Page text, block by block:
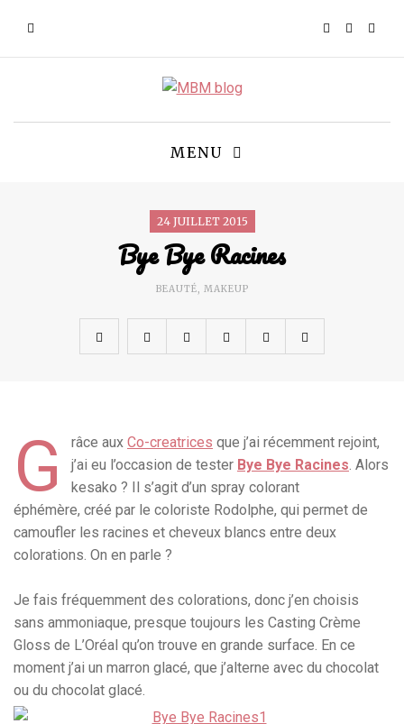
MENU
24 JUILLET 2015
Bye Bye Racines
BEAUTÉ, MAKEUP
G râce aux Co-creatrices que j’ai récemment rejoint,
j’ai eu l’occasion de tester Bye Bye Racines. Alors
kesako ? Il s’agit d’un spray colorant
éphémère, créé par le coloriste Rodolphe, qui permet de
camoufler les racines et cheveux blancs entre deux
colorations. On en parle ?
Je fais fréquemment des colorations, donc j’en choisis
sans ammoniaque, presque toujours les Casting Crème
Gloss de L’Oréal qu’on trouve en grande surface. En ce
moment j’ai un marron glacé, que j’alterne avec du chocolat
ou du chocolat glacé.